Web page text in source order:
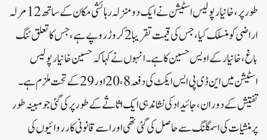
طور پر، خانیار پولیس اسٹیشن نے ایک دو منزلہ رہائشی مکان کے ساتھ 12 مرلہ
اراضی کو منسلک کیا، جس کی قیمت تقریبا 2 کروڑ روپے ہے، جس کا تعلق ٹنگ
باغ، خانیار کے اویس حسین کا ہے۔انہوں نے کہا کہ حسین خانیار پولیس
اسٹیشن میں این ڈی پی ایس ایکٹ کی دفعہ 8، 20 اور 29 کے تحت ملزم ہے۔
تفتیش کے دوران، جائیداد کی نشاندہی ایک اثاثے کے طور پر کی گئی جو مبینہ طور
پر منشیات کی اسمگلنگ سے حاصل کی گئی تھی اور اسے قانونی کارروائیوں کی